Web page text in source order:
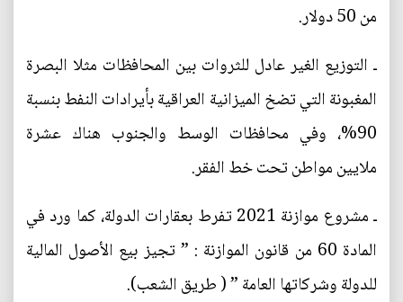
من 50 دولار.
ـ التوزيع الغير عادل للثروات بين المحافظات مثلا البصرة
المغبونة التي تضخ الميزانية العراقية بأيرادات النفط بنسبة
90%، وفي محافظات الوسط والجنوب هناك عشرة
ملايين مواطن تحت خط الفقر.
ـ مشروع موازنة 2021 تفرط بعقارات الدولة، كما ورد في
المادة 60 من قانون الموازنة : ” تجيز بيع الأصول المالية
للدولة وشركاتها العامة ” ( طريق الشعب).